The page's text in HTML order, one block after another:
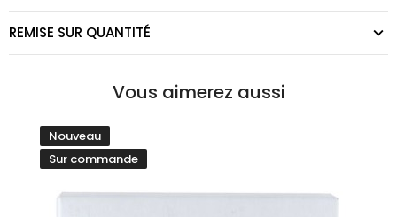
REMISE SUR QUANTITÉ
Vous aimerez aussi
Nouveau
Sur commande